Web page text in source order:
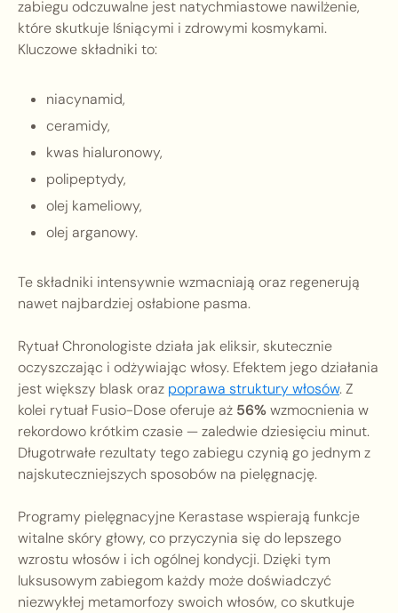
zabiegu odczuwalne jest natychmiastowe nawilżenie,
które skutkuje lśniącymi i zdrowymi kosmykami.
Kluczowe składniki to:
niacynamid,
ceramidy,
kwas hialuronowy,
polipeptydy,
olej kameliowy,
olej arganowy.
Te składniki intensywnie wzmacniają oraz regenerują
nawet najbardziej osłabione pasma.
Rytuał Chronologiste działa jak eliksir, skutecznie
oczyszczając i odżywiając włosy. Efektem jego działania
jest większy blask oraz poprawa struktury włosów. Z
kolei rytuał Fusio-Dose oferuje aż 56%wzmocnienia w
rekordowo krótkim czasie — zaledwie dziesięciu minut.
Długotrwałe rezultaty tego zabiegu czynią go jednym z
najskuteczniejszych sposobów na pielęgnację.
Programy pielęgnacyjne Kerastase wspierają funkcje
witalne skóry głowy, co przyczynia się do lepszego
wzrostu włosów i ich ogólnej kondycji. Dzięki tym
luksusowym zabiegom każdy może doświadczyć
niezwykłej metamorfozy swoich włosów, co skutkuje